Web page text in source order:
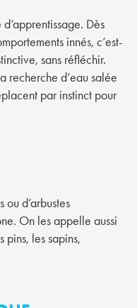
Dès
innés, c’est-
sans réfléchir.
recherche d’eau salée
par instinct pour
ou d’arbustes
On les appelle aussi
pins, les sapins,